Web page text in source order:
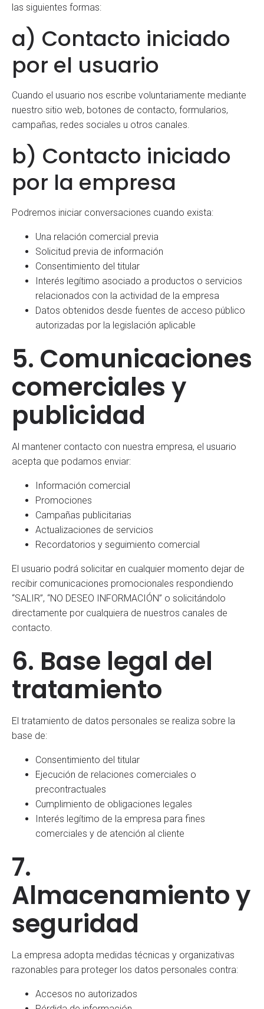
las siguientes formas:
a) Contacto iniciado
por el usuario
Cuando el usuario nos escribe voluntariamente mediante
nuestro sitio web, botones de contacto, formularios,
campañas, redes sociales u otros canales.
b) Contacto iniciado
por la empresa
Podremos iniciar conversaciones cuando exista:
Una relación comercial previa
Solicitud previa de información
Consentimiento del titular
Interés legítimo asociado a productos o servicios
relacionados con la actividad de la empresa
Datos obtenidos desde fuentes de acceso público
autorizadas por la legislación aplicable
5. Comunicaciones
comerciales y
publicidad
Al mantener contacto con nuestra empresa, el usuario
acepta que podamos enviar:
Información comercial
Promociones
Campañas publicitarias
Actualizaciones de servicios
Recordatorios y seguimiento comercial
El usuario podrá solicitar en cualquier momento dejar de
recibir comunicaciones promocionales respondiendo
“SALIR”, “NO DESEO INFORMACIÓN” o solicitándolo
directamente por cualquiera de nuestros canales de
contacto.
6. Base legal del
tratamiento
El tratamiento de datos personales se realiza sobre la
base de:
Consentimiento del titular
Ejecución de relaciones comerciales o
precontractuales
Cumplimiento de obligaciones legales
Interés legítimo de la empresa para fines
comerciales y de atención al cliente
7.
Almacenamiento y
seguridad
La empresa adopta medidas técnicas y organizativas
razonables para proteger los datos personales contra:
Accesos no autorizados